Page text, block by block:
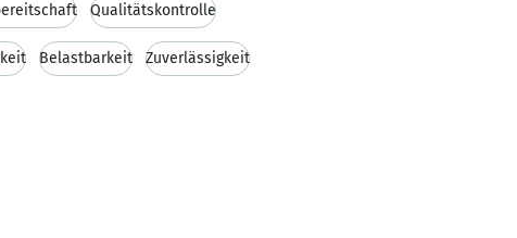
Qualitätskontrolle
Belastbarkeit Zuverlässigkeit